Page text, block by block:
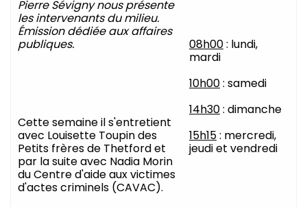
Pierre Sévigny nous présente
les intervenants du milieu.
Émission dédiée aux affaires
publiques.
Cette semaine il s'entretient
avec Louisette Toupin des
Petits frères de Thetford et
par la suite avec Nadia Morin
du Centre d'aide aux victimes
d'actes criminels (CAVAC).
08h00: lundi,
mardi
10h00: samedi
14h30: dimanche
15h15: mercredi,
jeudi et vendredi